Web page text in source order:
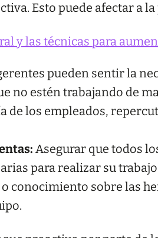
Esto puede afectar a
y las técnicas para
pueden sentir la
no estén trabajando de
de los empleados,
Asegurar que todos
para realizar su
conocimiento sobre las